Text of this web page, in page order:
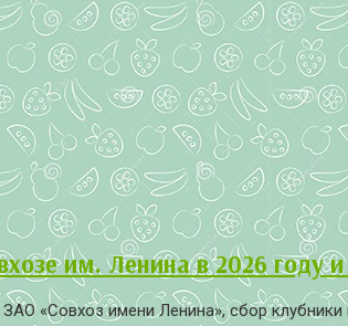
им. Ленина в 2026 году
«Совхоз имени Ленина», сбор клубники